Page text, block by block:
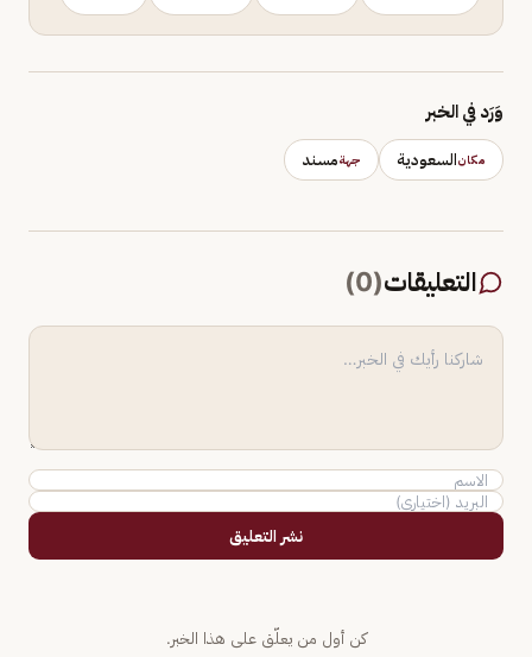
وَرَد في الخبر
مكانالسعودية جهةمسند
التعليقات(
0
)
نشر التعليق
كن أول من يعلّق على هذا الخبر.